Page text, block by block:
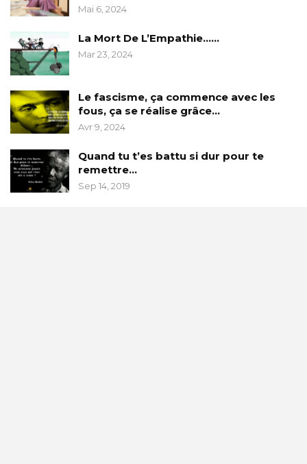
Mai 6, 2024
La Mort De L’Empathie……
Mar 23, 2024
Le fascisme, ça commence avec les
fous, ça se réalise grâce…
Avr 9, 2024
Quand tu t’es battu si dur pour te
remettre…
Sep 14, 2019